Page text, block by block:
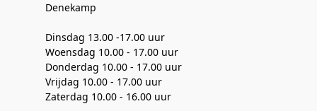
Denekamp
Dinsdag 13.00 -17.00 uur
Woensdag 10.00 - 17.00 uur
Donderdag 10.00 - 17.00 uur
Vrijdag 10.00 - 17.00 uur
Zaterdag 10.00 - 16.00 uur